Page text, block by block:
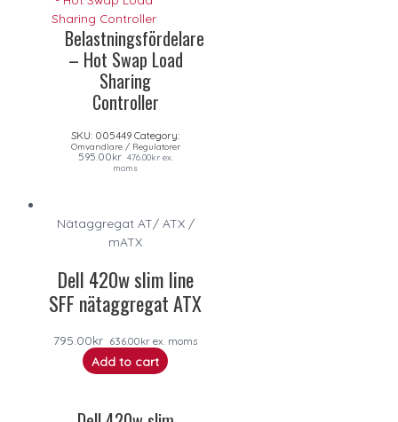
Belastningsfördelare
– Hot Swap Load
Sharing
Controller
SKU: 005449 Category:
Omvandlare / Regulatorer
595.00kr 476.00krex.
moms
Nätaggregat AT/ ATX /
mATX
Dell 420w slim line
SFF nätaggregat ATX
795.00kr 636.00kr ex. moms
Add to cart